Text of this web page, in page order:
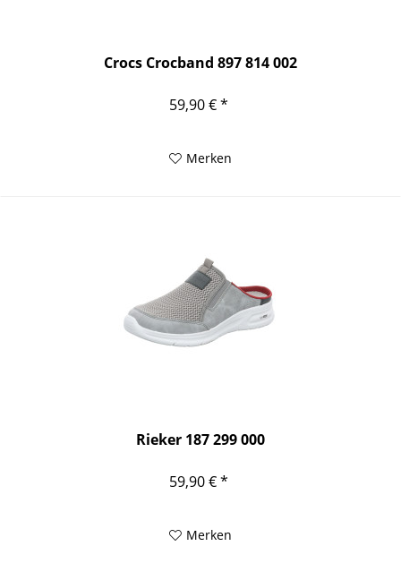
Crocs Crocband 897 814 002
59,90 € *
Merken
Rieker 187 299 000
59,90 € *
Merken